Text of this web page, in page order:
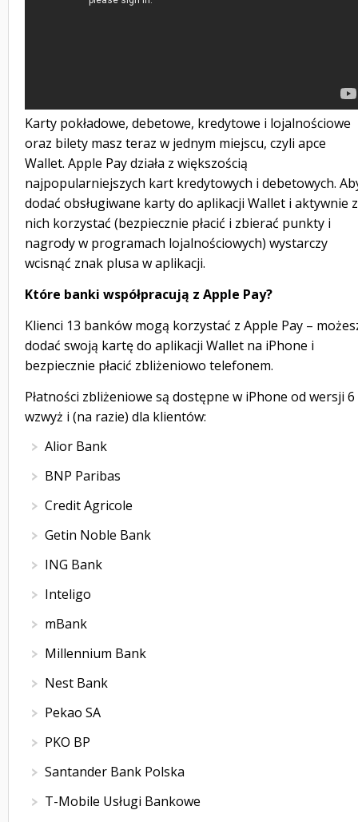
Karty pokładowe, debetowe, kredytowe i lojalnościowe
oraz bilety masz teraz w jednym miejscu, czyli apce
Wallet. Apple Pay działa z większością
najpopularniejszych kart kredytowych i debetowych.
dodać obsługiwane karty do aplikacji Wallet i aktywnie z
nich korzystać (bezpiecznie płacić i zbierać punkty i
nagrody w programach lojalnościowych) wystarczy
wcisnąć znak plusa w aplikacji.
Które banki współpracują z Apple Pay?
Klienci 13 banków mogą korzystać z Apple Pay –
dodać swoją kartę do aplikacji Wallet na iPhone i
bezpiecznie płacić zbliżeniowo telefonem.
Płatności zbliżeniowe są dostępne w iPhone od wersji 6
wzwyż i (na razie) dla klientów:
Alior Bank
BNP Paribas
Credit Agricole
Getin Noble Bank
ING Bank
Inteligo
mBank
Millennium Bank
Nest Bank
Pekao SA
PKO BP
Santander Bank Polska
T-Mobile Usługi Bankowe